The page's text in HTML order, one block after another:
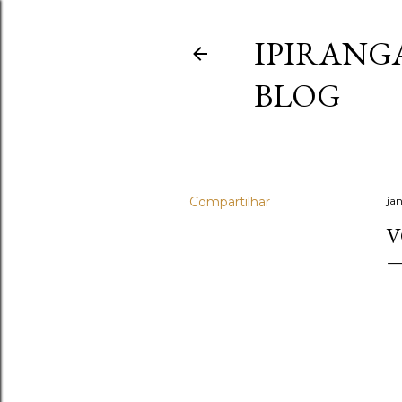
BLOG
Compartilhar